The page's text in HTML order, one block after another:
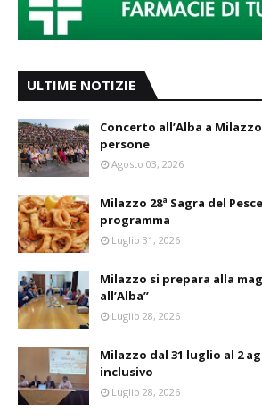
ULTIME NOTIZIE
Concerto all’Alba a
persone
Agosto 03, 2026
Milazzo 28ª Sagra del
programma
Luglio 31, 2026
Milazzo si prepara alla
all’Alba”
Luglio 28, 2026
Milazzo dal 31 luglio al 2
inclusivo
Luglio 28, 2026